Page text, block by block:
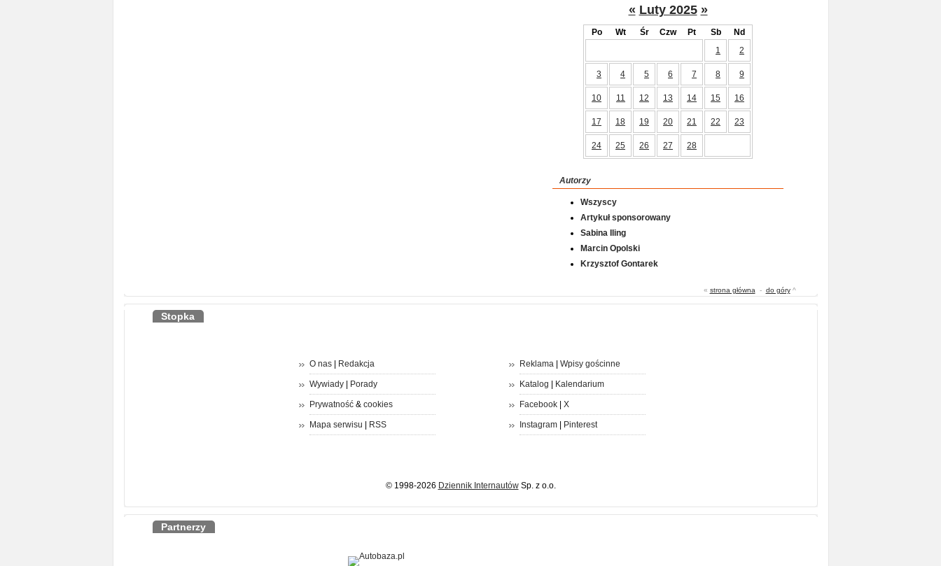
« Luty 2025 »
Po Wt Śr Czw Pt Sb
Nd
1
2
3 4 5 6 7 8 9
10 11 12 13 14 15 16
17 18 19 20 21 22 23
24 25 26 27 28
Autorzy
Wszyscy
Artykuł sponsorowany
Sabina Iling
Marcin Opolski
Krzysztof Gontarek
« strona główna - do góry^
Stopka
O nas| Redakcja
Wywiady| Porady
Prywatność& cookies
Mapa serwisu | RSS
Reklama| Wpisy gościnne
Katalog | Kalendarium
Facebook| X
Instagram| Pinterest
© 1998-2026 Dziennik InternautówSp. z o.o.
Partnerzy